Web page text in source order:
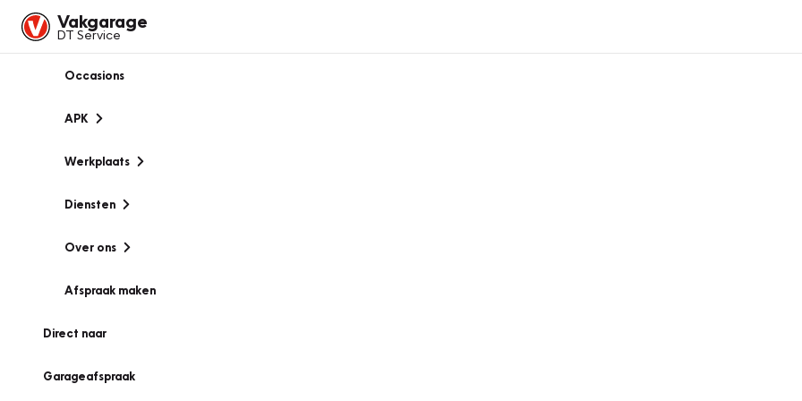
Vakgarage
DT Service
Occasions
APK
Werkplaats
Diensten
Over ons
Afspraak maken
Direct naar
Garageafspraak